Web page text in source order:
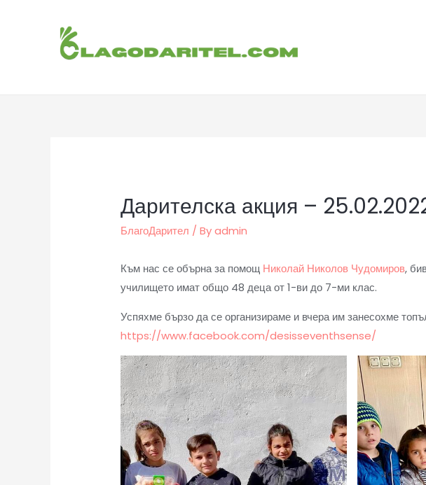
Дарителска акция –
БлагоДарител / Byadmin
Към нас се обърна за помощ Николай Николов Чудомиров,
училището имат общо 48 деца от 1-ви до 7-ми клас.
Успяхме бързо да се организираме и вчера им занесохме
https://www.facebook.com/desisseventhsense/